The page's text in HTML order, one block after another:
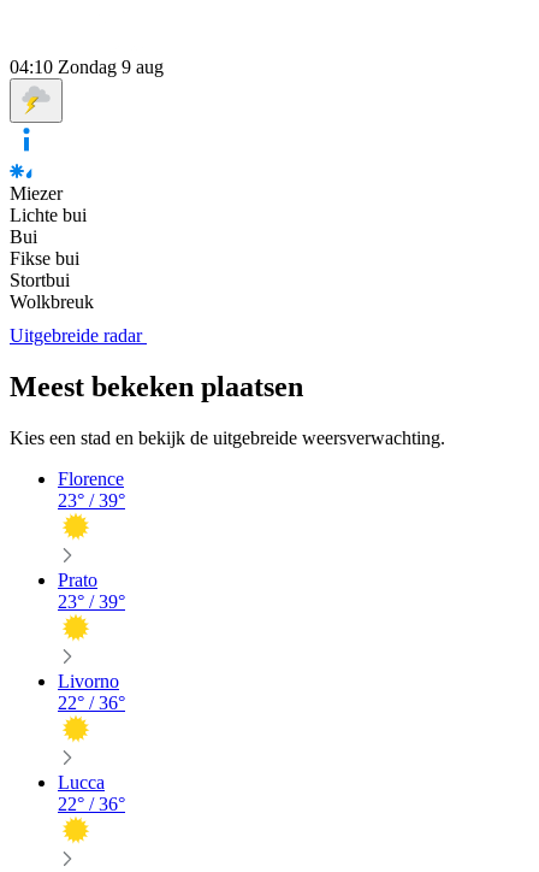
04:10 Zondag 9 aug
Miezer
Lichte bui
Bui
Fikse bui
Stortbui
Wolkbreuk
Uitgebreide radar
Meest bekeken plaatsen
Kies een stad en bekijk de uitgebreide weersverwachting.
Florence
23° /39°
Prato
23° /39°
Livorno
22° /36°
Lucca
22° /36°